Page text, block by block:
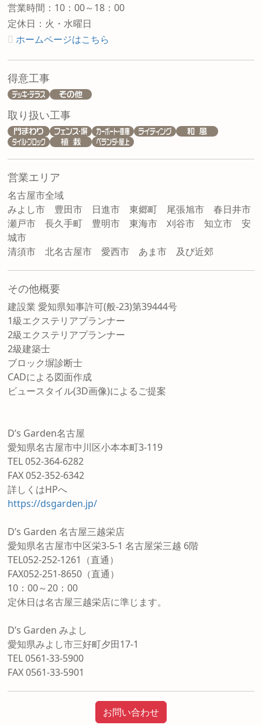
営業時間：10：00～18：00
定休日：火・水曜日
ホームページはこちら
得意工事
取り扱い工事
営業エリア
名古屋市全域
みよし市 豊田市 日進市 東郷町 尾張旭市 春日井市
瀬戸市 長久手町 豊明市 東海市 刈谷市 知立市 安
城市
清須市 北名古屋市 愛西市 あま市 及び近郊
その他概要
建設業 愛知県知事許可(般-23)第39444号
1級エクステリアプランナー
2級エクステリアプランナー
2級建築士
ブロック塀診断士
CADによる図面作成
ビュースタイル(3D画像)によるご提案
D’s Garden名古屋
愛知県名古屋市中川区小本本町3-119
TEL 052-364-6282
FAX 052-352-6342
詳しくはHPへ
https://dsgarden.jp/
D’s Garden 名古屋三越栄店
愛知県名古屋市中区栄3-5-1 名古屋栄三越 6階
TEL052-252-1261（直通）
FAX052-251-8650（直通）
10：00～20：00
定休日は名古屋三越栄店に準じます。
D’s Garden みよし
愛知県みよし市三好町夕田17-1
TEL 0561-33-5900
FAX 0561-33-5901
お問い合わせ